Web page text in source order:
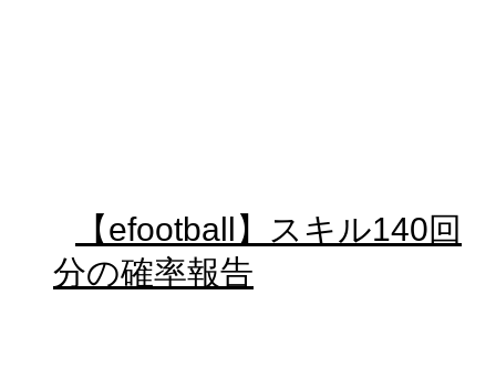
【efootball】スキル140回
分の確率報告